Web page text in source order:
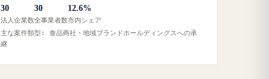
30
法人企業数
30
全事業者数
12.6%
市内シェア
主な案件類型: 食品商社・地域ブランドホールディングスへの承
継